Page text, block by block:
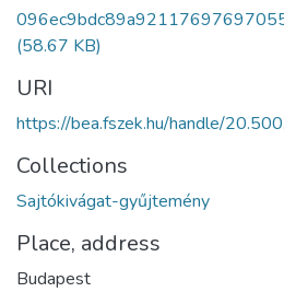
(58.67 KB)
URI
https://bea.fszek.hu/handle/
Collections
Sajtókivágat-gyűjtemény
Place, address
Budapest